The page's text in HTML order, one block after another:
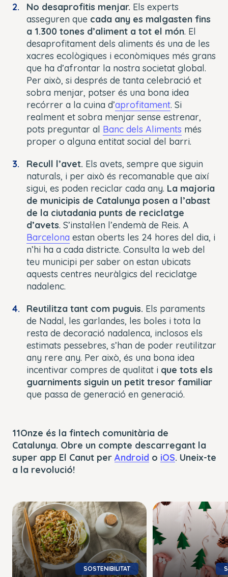
No desaprofitis menjar. Els experts
asseguren que cada any es malgasten fins
a 1.300 tones d’aliment a tot el món. El
desaprofitament dels aliments és una de les
xacres ecològiques i econòmiques més grans
que ha d’afrontar la nostra societat global.
Per això, si després de tanta celebració et
sobra menjar, potser és una bona idea
recórrer a la cuina d’aprofitament. Si
realment et sobra menjar sense estrenar,
pots preguntar al Banc dels Aliments més
proper o alguna entitat social del barri.
Recull l’avet. Els avets, sempre que siguin
naturals, i per això és recomanable que així
sigui, es poden reciclar cada any. La majoria
de municipis de Catalunya posen a l’abast
de la ciutadania punts de reciclatge
d’avets. S’instal·len l’endemà de Reis. A
Barcelona estan oberts les 24 hores del dia, i
n’hi ha a cada districte. Consulta la web del
teu municipi per saber on estan ubicats
aquests centres neuràlgics del reciclatge
nadalenc.
Reutilitza tant com puguis. Els paraments
de Nadal, les garlandes, les boles i tota la
resta de decoració nadalenca, inclosos els
estimats pessebres, s’han de poder reutilitzar
any rere any. Per això, és una bona idea
incentivar compres de qualitat i que tots els
guarniments siguin un petit tresor familiar
que passa de generació en generació.
11Onze és la fintech comunitària de
Catalunya. Obre un compte descarregant la
super app El Canut per Android o iOS. Uneix-te
a la revolució!
SOSTENIBILITAT